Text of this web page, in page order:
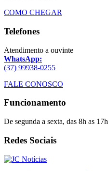
COMO CHEGAR
Telefones
Atendimento a ouvinte
WhatsApp:
(37) 99938-0255
FALE CONOSCO
Funcionamento
De segunda a sexta, das 8h as 17h
Redes Sociais